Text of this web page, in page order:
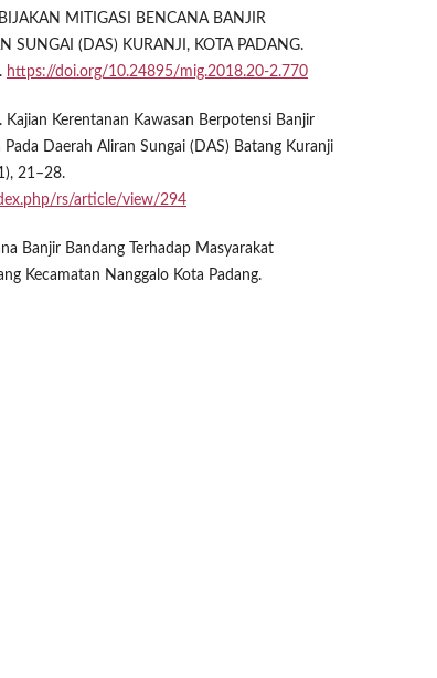
MITIGASI BENCANA BANJIR
SUNGAI (DAS) KURANJI, KOTA PADANG.
https://doi.org/10.24895/mig.2018.20-2.770
Kajian Kerentanan Kawasan Berpotensi Banjir
Daerah Aliran Sungai (DAS) Batang Kuranji
21–28.
rs/article/view/294
Banjir Bandang Terhadap Masyarakat
Kecamatan Nanggalo Kota Padang.